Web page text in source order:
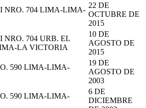
NRO. 704 LIMA-LIMA-
22 DE
OCTUBRE DE
2015
NRO. 704 URB. EL
LA VICTORIA
10 DE
AGOSTO DE
2015
590 LIMA-LIMA-
19 DE
AGOSTO DE
2003
590 LIMA-LIMA-
6 DE
DICIEMBRE